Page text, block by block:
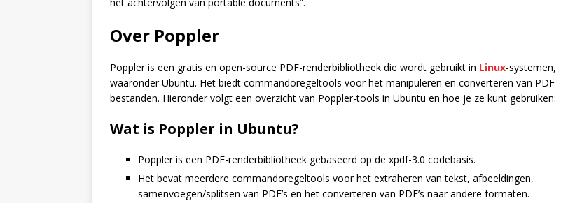
Over Poppler
Poppler is een gratis en open-source PDF-renderbibliotheek die wordt gebruikt in Linux-systemen,
waaronder Ubuntu. Het biedt commandoregeltools voor het manipuleren en converteren van PDF-
bestanden. Hieronder volgt een overzicht van Poppler-tools in Ubuntu en hoe je ze kunt gebruiken:
Wat is Poppler in Ubuntu?
Poppler is een PDF-renderbibliotheek gebaseerd op de xpdf-3.0 codebasis.
Het bevat meerdere commandoregeltools voor het extraheren van tekst, afbeeldingen,
samenvoegen/splitsen van PDF’s en het converteren van PDF’s naar andere formaten.